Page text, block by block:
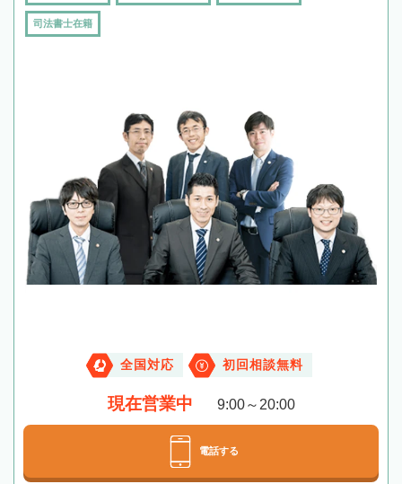
司法書士在籍
全国対応 初回相談無料
現在営業中 9:00～20:00
電話する